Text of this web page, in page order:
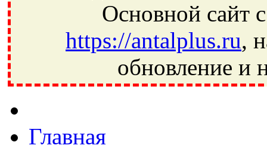
Основной сайт
https://antalplus.ru,
обновление и
Ивантеевка, подшипники, пневматика, метизы, техника,
Главная